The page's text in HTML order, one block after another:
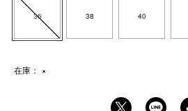
36 38 40
在庫： ×